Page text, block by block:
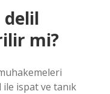
delil
mi?
ispat ve tanık